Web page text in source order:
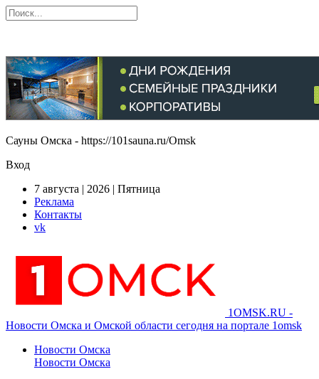
Сауны Омска - https://101sauna.ru/Omsk
Вход
7 августа | 2026 | Пятница
Реклама
Контакты
vk
1OMSK.RU -
Новости Омска и Омской области сегодня на портале 1omsk
Новости Омска
Новости Омска